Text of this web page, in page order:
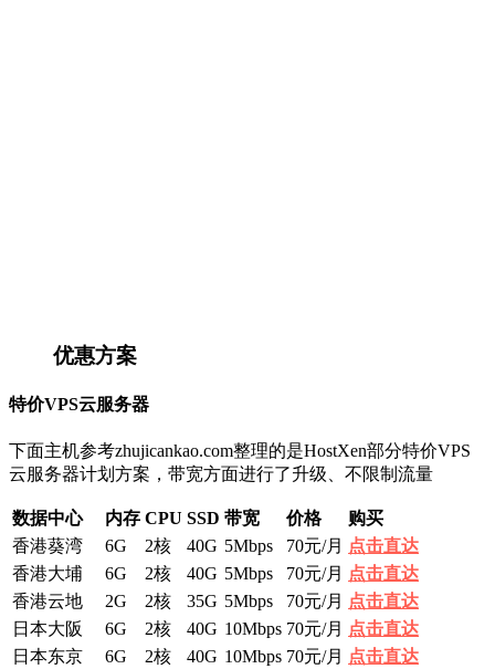
优惠方案
特价VPS云服务器
下面主机参考zhujicankao.com整理的是HostXen部分特价VPS
云服务器计划方案，带宽方面进行了升级、不限制流量
数据中心 内存 CPU SSD 带宽 价格
购买
香港葵湾
6G 2核 40G 5Mbps 70元/月 点击直达
香港大埔
6G 2核 40G 5Mbps 70元/月 点击直达
香港云地
2G 2核 35G 5Mbps 70元/月 点击直达
日本大阪
6G 2核 40G 10Mbps 70元/月 点击直达
日本东京
6G 2核 40G 10Mbps 70元/月 点击直达